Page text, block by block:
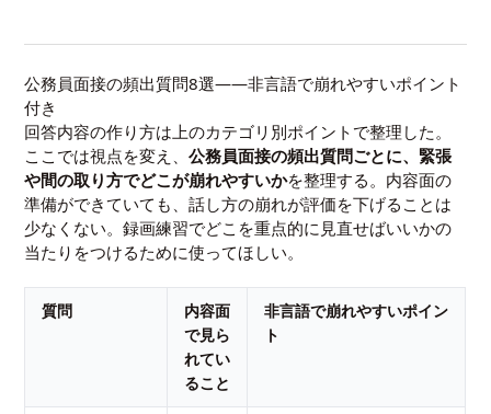
公務員面接の頻出質問8選——非言語で崩れやすいポイント
付き
回答内容の作り方は上のカテゴリ別ポイントで整理した。
ここでは視点を変え、公務員面接の頻出質問ごとに、緊張
や間の取り方でどこが崩れやすいかを整理する。内容面の
準備ができていても、話し方の崩れが評価を下げることは
少なくない。録画練習でどこを重点的に見直せばいいかの
当たりをつけるために使ってほしい。
質問
内容面
で見ら
れてい
ること
非言語で崩れやすいポイン
ト